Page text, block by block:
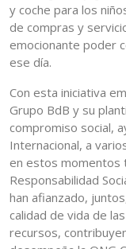
y coche para los
de compras y
emocionante poder
ese día.
Con esta iniciativa
Grupo BdB y su
compromiso social,
Internacional, a
en estos momentos
Responsabilidad
han afianzado,
calidad de vida de
recursos,